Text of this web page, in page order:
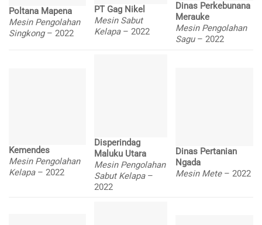
Poltana Mapena
Mesin Pengolahan
Singkong – 2022
PT Gag Nikel
Mesin Sabut
Kelapa – 2022
Dinas Perkebunana
Merauke
Mesin Pengolahan
Sagu – 2022
Kemendes
Mesin Pengolahan
Kelapa – 2022
Disperindag
Maluku Utara
Mesin Pengolahan
Sabut Kelapa –
2022
Dinas Pertanian
Ngada
Mesin Mete – 2022